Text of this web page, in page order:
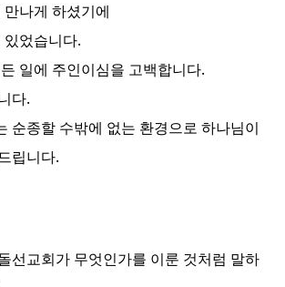
나게 하셨기에
었습니다.
일에 주인이심을 고백합니다.
다.
순종할 수밖에 없는 환경으로 하나님이
립니다.
선교회가 무엇인가를 이룬 것처럼 말하